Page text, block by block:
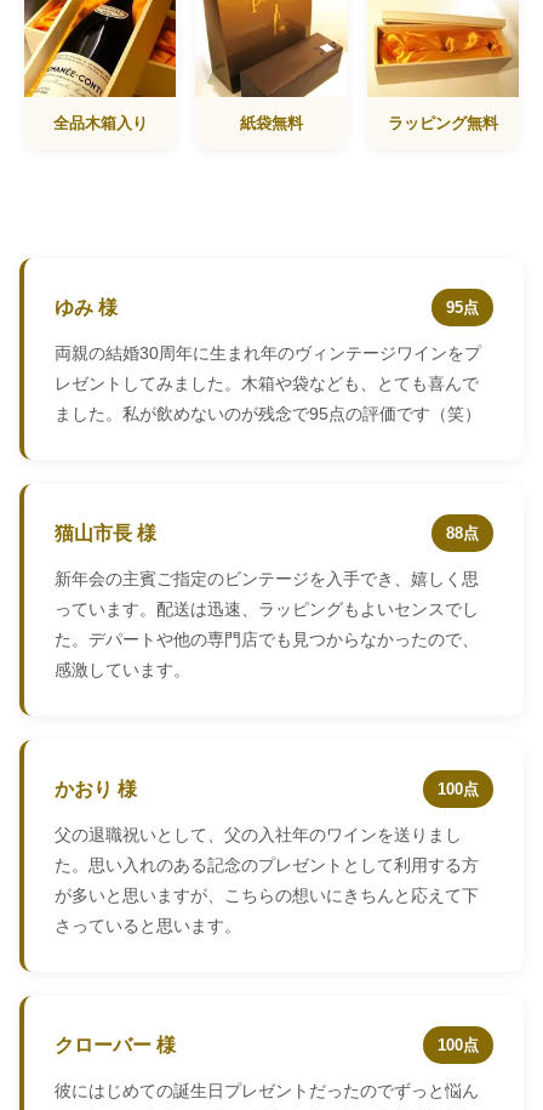
全品木箱入り 紙袋無料 ラッピング無料
ゆみ 様 95点
両親の結婚30周年に生まれ年のヴィンテージワインをプ
レゼントしてみました。木箱や袋なども、とても喜んで
ました。私が飲めないのが残念で95点の評価です（笑）
猫山市長 様 88点
新年会の主賓ご指定のビンテージを入手でき、嬉しく思
っています。配送は迅速、ラッピングもよいセンスでし
た。デパートや他の専門店でも見つからなかったので、
感激しています。
かおり 様 100点
父の退職祝いとして、父の入社年のワインを送りまし
た。思い入れのある記念のプレゼントとして利用する方
が多いと思いますが、こちらの想いにきちんと応えて下
さっていると思います。
クローバー 様 100点
彼にはじめての誕生日プレゼントだったのでずっと悩ん